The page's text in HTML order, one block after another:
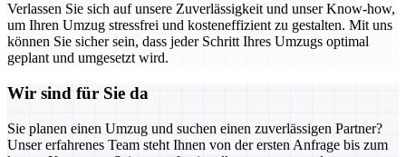
Verlassen Sie sich auf unsere Zuverlässigkeit und unser Know-how,
um Ihren Umzug stressfrei und kosteneffizient zu gestalten. Mit uns
können Sie sicher sein, dass jeder Schritt Ihres Umzugs optimal
geplant und umgesetzt wird.
Wir sind für Sie da
Sie planen einen Umzug und suchen einen zuverlässigen Partner?
Unser erfahrenes Team steht Ihnen von der ersten Anfrage bis zum